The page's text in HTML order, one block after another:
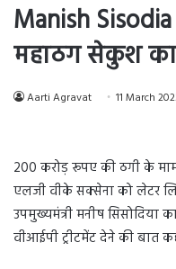
Manish
महाठग सेकुश
Aarti Agravat 11 March
200 करोड़ रूपए की ठगी के
एलजी वीके सक्सेना को लेटर
उपमुख्यमंत्री मनीष सिसोदिया
वीआईपी ट्रीटमेंट देने की बात